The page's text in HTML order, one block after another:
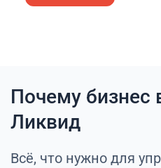
Почему бизнес
Ликвид
Всё, что нужно для